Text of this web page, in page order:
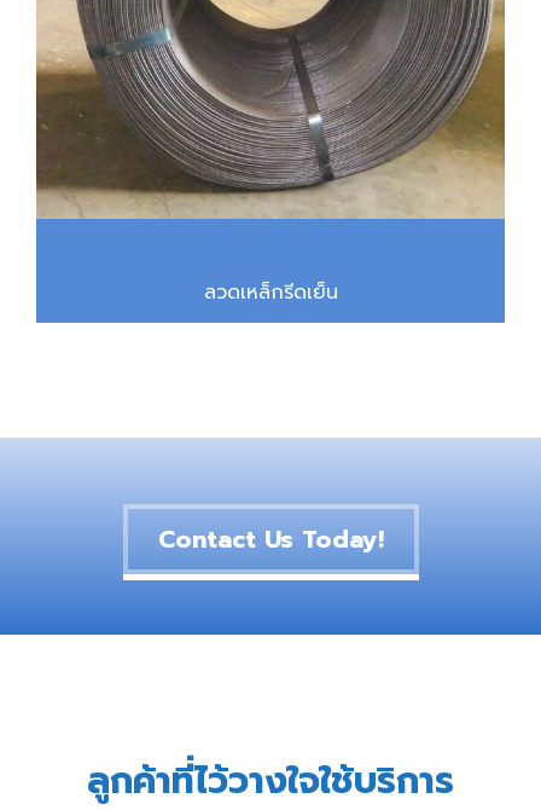
ลวดเหล็กรีดเย็น
Contact Us Today!
ลูกค้าที่ไว้วางใจใช้บริการ